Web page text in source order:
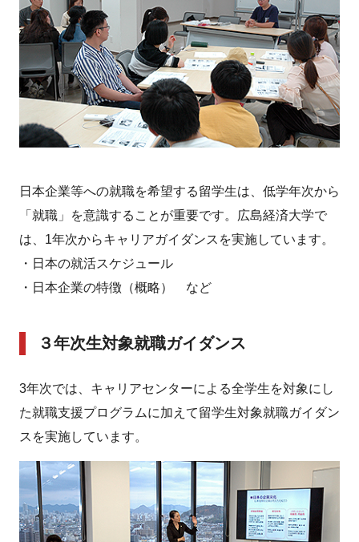
日本企業等への就職を希望する留学生は、低学年次から
「就職」を意識することが重要です。広島経済大学で
は、1年次からキャリアガイダンスを実施しています。
・日本の就活スケジュール
・日本企業の特徴（概略） など
３年次生対象就職ガイダンス
3年次では、キャリアセンターによる全学生を対象にし
た就職支援プログラムに加えて留学生対象就職ガイダン
スを実施しています。